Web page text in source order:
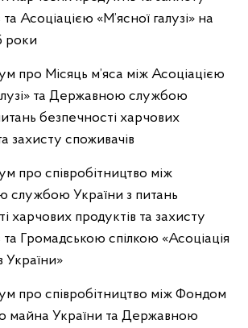
Асоціацією «М’ясної галузі» на
роки
про Місяць м’яса між Асоціацією
та Державною службою
безпечності харчових
захисту споживачів
про співробітництво між
службою України з питань
харчових продуктів та захисту
та Громадською спілкою «Асоціація
України»
про співробітництво між Фондом
майна України та Державною